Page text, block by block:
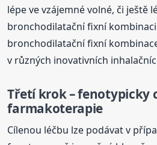
lépe ve vzájemné volné, či ještě
bronchodilatační fixní
bronchodilatační fixní
v různých inovativních
Třetí krok – fenotypicky
farmakoterapie
Cílenou léčbu lze podávat v